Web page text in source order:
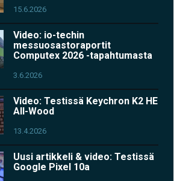
15.6.2026
Video: io-techin
messuosastoraportit
Computex 2026 -tapahtumasta
3.6.2026
Video: Testissä Keychron K2 HE
All-Wood
13.4.2026
Uusi artikkeli & video: Testissä
Google Pixel 10a